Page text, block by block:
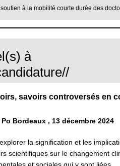
soutien à la mobilité courte durée des
à
savoirs controversés en
Bordeaux , 13 décembre 2024
la signification et les
scientifiques sur le changement